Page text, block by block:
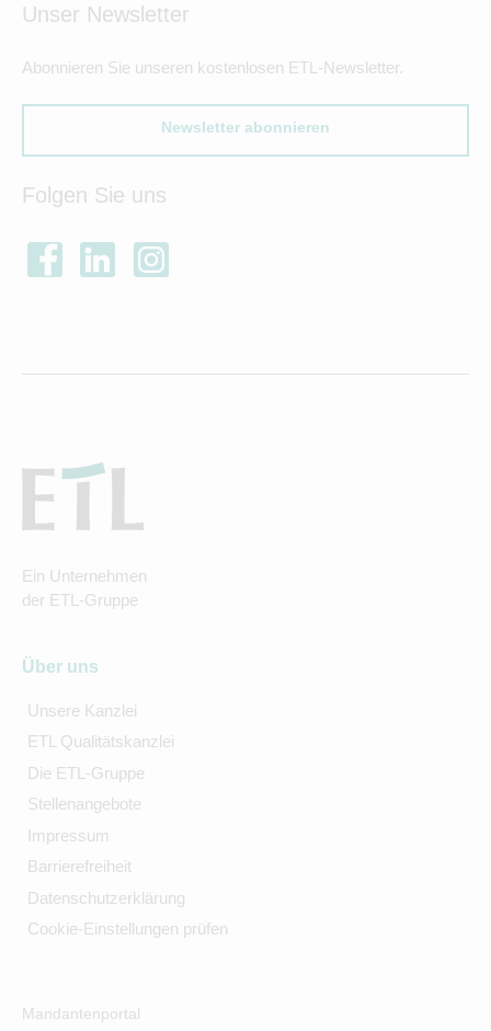
Unser Newsletter
Abonnieren Sie unseren kostenlosen ETL-Newsletter.
Newsletter abonnieren
Folgen Sie uns
Ein Unternehmen
der ETL-Gruppe
Über uns
Unsere Kanzlei
ETL Qualitätskanzlei
Die ETL-Gruppe
Stellenangebote
Impressum
Barrierefreiheit
Datenschutzerklärung
Cookie-Einstellungen prüfen
Mandantenportal